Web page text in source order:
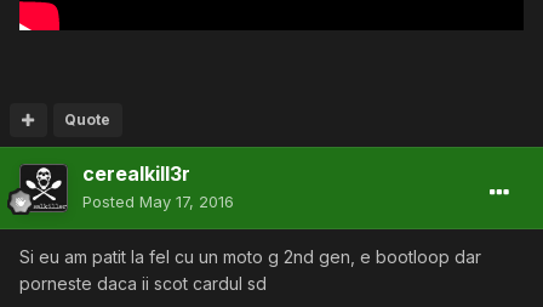
Quote
cerealkill3r
Posted May 17, 2016
Si eu am patit la fel cu un moto g 2nd gen, e bootloop dar
porneste daca ii scot cardul sd